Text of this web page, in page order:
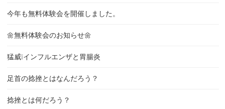
今年も無料体験会を開催しました。
🌼無料体験会のお知らせ🌼
猛威❕インフルエンザと胃腸炎
足首の捻挫とはなんだろう？
捻挫とは何だろう？